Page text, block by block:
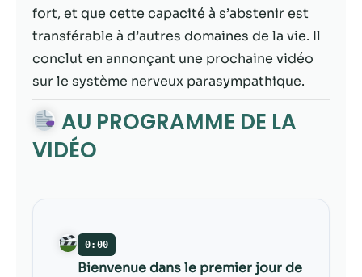
fort, et que cette capacité à s’abstenir est
transférable à d’autres domaines de la vie. Il
conclut en annonçant une prochaine vidéo
sur le système nerveux parasympathique.
AU PROGRAMME DE LA
VIDÉO
0:00
Bienvenue dans le premier jour de
Marketing
En partageant
votre intérêt et
votre
lorsque vous
personnalisés.